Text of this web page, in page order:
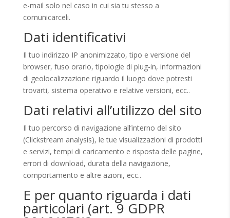
e-mail solo nel caso in cui sia tu stesso a
comunicarceli.
Dati identificativi
Il tuo indirizzo IP anonimizzato, tipo e versione del
browser, fuso orario, tipologie di plug-in, informazioni
di geolocalizzazione riguardo il luogo dove potresti
trovarti, sistema operativo e relative versioni, ecc..
Dati relativi all’utilizzo del sito
Il tuo percorso di navigazione all’interno del sito
(Clickstream analysis), le tue visualizzazioni di prodotti
e servizi, tempi di caricamento e risposta delle pagine,
errori di download, durata della navigazione,
comportamento e altre azioni, ecc..
E per quanto riguarda i dati
particolari (art. 9 GDPR